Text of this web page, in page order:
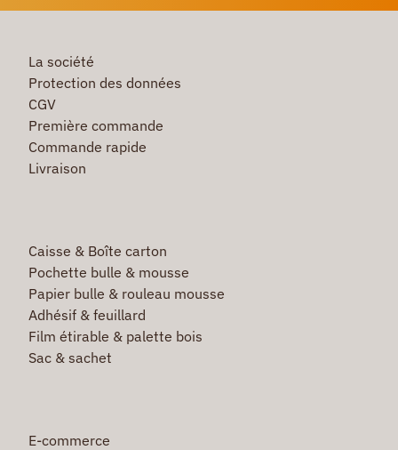
La société
Protection des données
CGV
Première commande
Commande rapide
Livraison
Caisse & Boîte carton
Pochette bulle & mousse
Papier bulle & rouleau mousse
Adhésif & feuillard
Film étirable & palette bois
Sac & sachet
E-commerce